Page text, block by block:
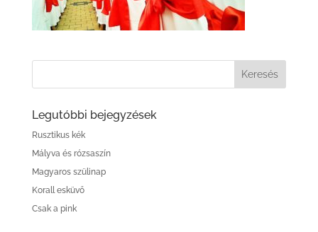
Legutóbbi bejegyzések
Rusztikus kék
Mályva és rózsaszín
Magyaros szülinap
Korall esküvő
Csak a pink